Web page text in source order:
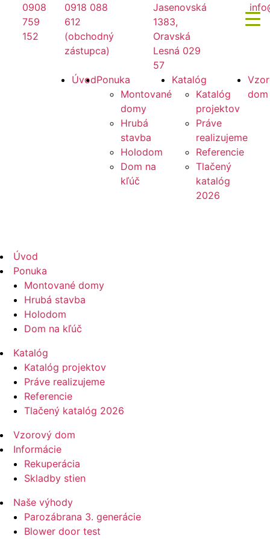
Preskočiť
obsah
0908
759
152
0918 088
612
(obchodný
zástupca)
Jasenovská
1383,
Oravská
Lesná 029
57
Mirano
ÚvodPonuka
Montované
domy
Hrubá
stavba
Holodom
Dom na
kľúč
Katalóg
Katalóg
projektov
Práve
realizujeme
Referencie
Tlačený
katalóg
2026
dom
Úvod
Ponuka
Montované domy
Hrubá stavba
Holodom
Dom na kľúč
Katalóg
Katalóg projektov
Práve realizujeme
Referencie
Tlačený katalóg 2026
Vzorový dom
Informácie
Rekuperácia
Skladby stien
Naše výhody
Parozábrana 3. generácie
Blower door test